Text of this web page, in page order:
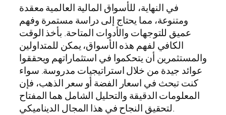
في النهاية، للأسواق المالية العالمية معقدة
ومتنوعة، مما يحتاج إلى دراسة مستمرة وفهم
عميق للتوجهات والأدوات المتاحة. بأخذ الوقت
الكافي لفهم هذه الأسواق، يمكن للمتداولين
والمستثمرين أن يتحكموا في استثماراتهم ويحققوا
عوائد جيدة من خلال استراتيجيات مدروسة. سواء
كنت تبحث في اسعار الفضة أو سعر الذهب، فإن
المعلومات الدقيقة والتحليل الشامل هما المفتاح
لتحقيق النجاح في هذا المجال الديناميكي.